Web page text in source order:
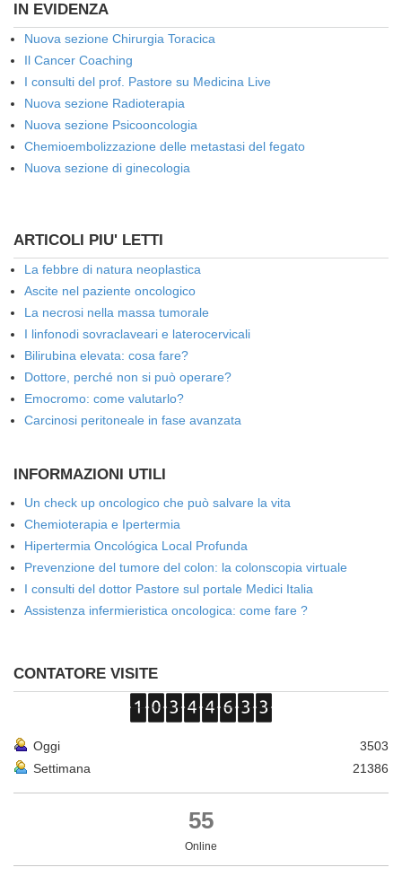
IN EVIDENZA
Nuova sezione Chirurgia Toracica
Il Cancer Coaching
I consulti del prof. Pastore su Medicina Live
Nuova sezione Radioterapia
Nuova sezione Psicooncologia
Chemioembolizzazione delle metastasi del fegato
Nuova sezione di ginecologia
ARTICOLI PIU' LETTI
La febbre di natura neoplastica
Ascite nel paziente oncologico
La necrosi nella massa tumorale
I linfonodi sovraclaveari e laterocervicali
Bilirubina elevata: cosa fare?
Dottore, perché non si può operare?
Emocromo: come valutarlo?
Carcinosi peritoneale in fase avanzata
INFORMAZIONI UTILI
Un check up oncologico che può salvare la vita
Chemioterapia e Ipertermia
Hipertermia Oncológica Local Profunda
Prevenzione del tumore del colon: la colonscopia virtuale
I consulti del dottor Pastore sul portale Medici Italia
Assistenza infermieristica oncologica: come fare ?
CONTATORE VISITE
Oggi
3503
Settimana
21386
55
Online